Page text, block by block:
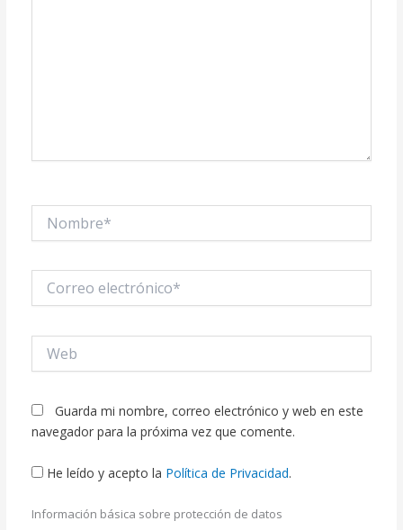
electrónico*
Guarda mi nombre, correo electrónico y web en este
navegador para la próxima vez que comente.
He leído y acepto la Política de Privacidad.
Información básica sobre protección de datos